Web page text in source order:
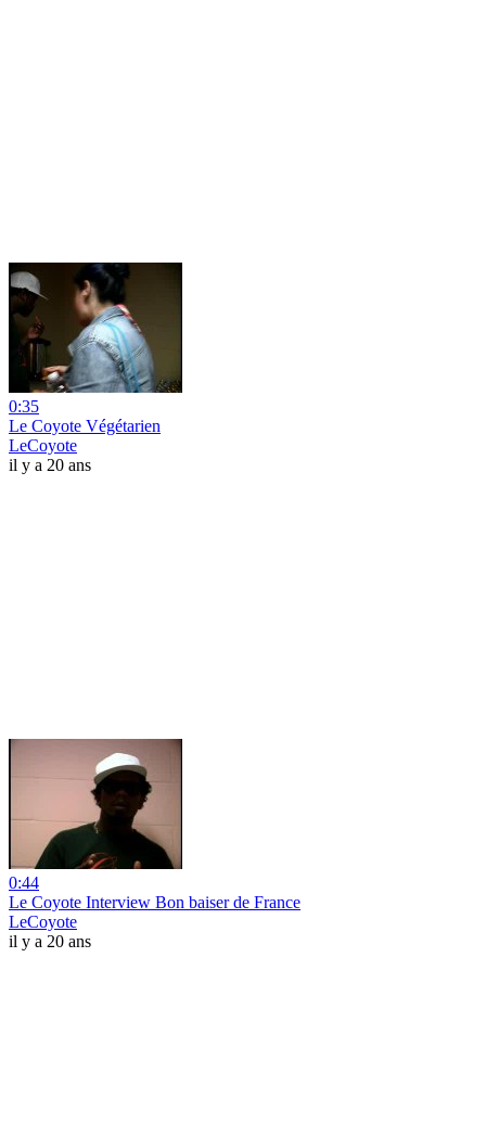
0:35
Le Coyote Végétarien
LeCoyote
il y a 20 ans
0:44
Le Coyote Interview Bon baiser de France
LeCoyote
il y a 20 ans